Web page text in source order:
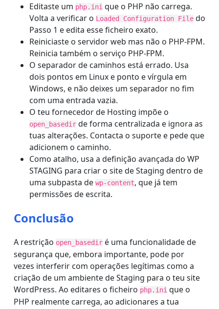
Editaste um php.ini que o PHP não carrega.
Volta a verificar o Loaded Configuration File do
Passo 1 e edita esse ficheiro exato.
Reiniciaste o servidor web mas não o PHP-FPM.
Reinicia também o serviço PHP-FPM.
O separador de caminhos está errado. Usa
dois pontos em Linux e ponto e vírgula em
Windows, e não deixes um separador no fim
com uma entrada vazia.
O teu fornecedor de Hosting impõe o
open_basedir de forma centralizada e ignora as
tuas alterações. Contacta o suporte e pede que
adicionem o caminho.
Como atalho, usa a definição avançada do WP
STAGING para criar o site de Staging dentro de
uma subpasta de wp-content, que já tem
permissões de escrita.
Conclusão
A restrição open_basedir é uma funcionalidade de
segurança que, embora importante, pode por
vezes interferir com operações legítimas como a
criação de um ambiente de Staging para o teu site
WordPress. Ao editares o ficheiro php.ini que o
PHP realmente carrega, ao adicionares a tua